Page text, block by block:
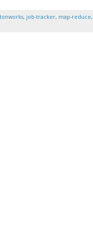
, job-tracker, map-reduce,